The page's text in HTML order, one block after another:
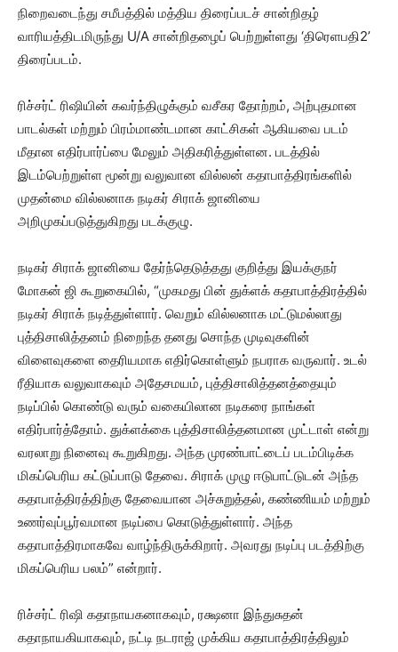
நிறைவடைந்து சமீபத்தில் மத்திய திரைப்படச் சான்றிதழ்
வாரியத்திடமிருந்து U/A சான்றிதழைப் பெற்றுள்ளது ‘திரெளபதி2’
திரைப்படம்.
ரிச்சர்ட் ரிஷியின் கவர்ந்திழுக்கும் வசீகர தோற்றம், அற்புதமான
பாடல்கள் மற்றும் பிரம்மாண்டமான காட்சிகள் ஆகியவை படம்
மீதான எதிர்பார்ப்பை மேலும் அதிகரித்துள்ளன. படத்தில்
இடம்பெற்றுள்ள மூன்று வலுவான வில்லன் கதாபாத்திரங்களில்
முதன்மை வில்லனாக நடிகர் சிராக் ஜானியை
அறிமுகப்படுத்துகிறது படக்குழு.
நடிகர் சிராக் ஜானியை தேர்ந்தெடுத்தது குறித்து இயக்குநர்
மோகன் ஜி கூறுகையில், “முகமது பின் துக்ளக் கதாபாத்திரத்தில்
நடிகர் சிராக் நடித்துள்ளார். வெறும் வில்லனாக மட்டுமல்லாது
புத்திசாலித்தனம் நிறைந்த தனது சொந்த முடிவுகளின்
விளைவுகளை தைரியமாக எதிர்கொள்ளும் நபராக வருவார். உடல்
ரீதியாக வலுவாகவும் அதேசமயம், புத்திசாலித்தனத்தையும்
நடிப்பில் கொண்டு வரும் வகையிலான நடிகரை நாங்கள்
எதிர்பார்த்தோம். துக்ளக்கை புத்திசாலித்தனமான முட்டாள் என்று
வரலாறு நினைவு கூறுகிறது. அந்த முரண்பாட்டைப் படம்பிடிக்க
மிகப்பெரிய கட்டுப்பாடு தேவை. சிராக் முழு ஈடுபாட்டுடன் அந்த
கதாபாத்திரத்திற்கு தேவையான அச்சுறுத்தல், கண்ணியம் மற்றும்
உணர்வுப்பூர்வமான நடிப்பை கொடுத்துள்ளார். அந்த
கதாபாத்திரமாகவே வாழ்ந்திருக்கிறார். அவரது நடிப்பு படத்திற்கு
மிகப்பெரிய பலம்” என்றார்.
ரிச்சர்ட் ரிஷி கதாநாயகனாகவும், ரக்ஷனா இந்துசுதன்
கதாநாயகியாகவும், நட்டி நடராஜ் முக்கிய கதாபாத்திரத்திலும்